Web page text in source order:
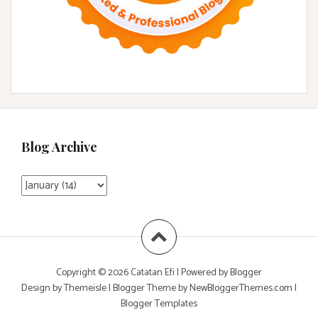
Blog Archive
Copyright ©2026Catatan Efi| Powered byBlogger
Design byThemeisle| Blogger Theme byNewBloggerThemes.com|
Blogger Templates